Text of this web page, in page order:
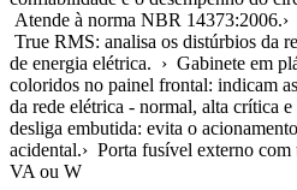
Atende à norma NBR 14373:2006.›
True RMS: analisa os distúrbios da
de energia elétrica. › Gabinete em
coloridos no painel frontal: indicam
da rede elétrica - normal, alta crítica
desliga embutida: evita o
acidental.› Porta fusível externo com
VA ou W